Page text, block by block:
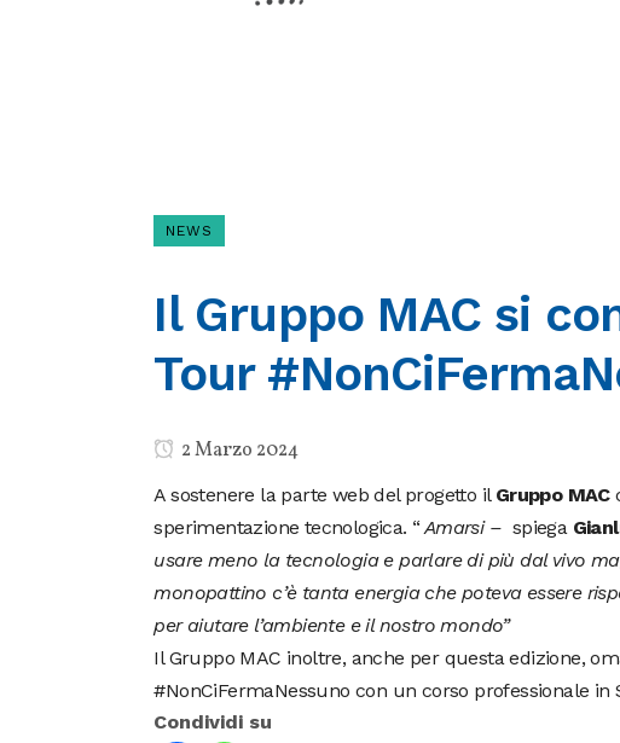
NEWS
Il Gruppo MAC si
Tour
2 Marzo 2024
A sostenere la parte web del progetto il Gruppo MAC
sperimentazione tecnologica. “ Amarsi –spiega
usare meno la tecnologia e parlare di più dal vivo
monopattino c’è tanta energia che poteva essere
per aiutare l’ambiente e il nostro mondo”
Il Gruppo MAC inoltre, anche per questa edizione,
#NonCiFermaNessuno con un corso professionale in
Condividi su